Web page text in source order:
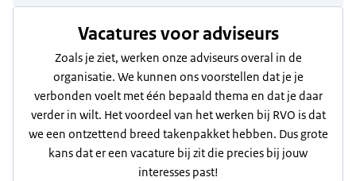
Vacatures voor adviseurs
Zoals je ziet, werken onze adviseurs overal in de
organisatie. We kunnen ons voorstellen dat je je
verbonden voelt met één bepaald thema en dat je daar
verder in wilt. Het voordeel van het werken bij RVO is dat
we een ontzettend breed takenpakket hebben. Dus grote
kans dat er een vacature bij zit die precies bij jouw
interesses past!